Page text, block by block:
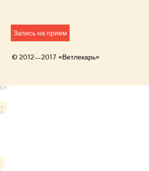
Запись на прием
© 2012—2017 «Ветлекарь»